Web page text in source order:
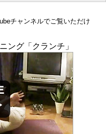
チャンネルでご覧いただけ
ング「クランチ」